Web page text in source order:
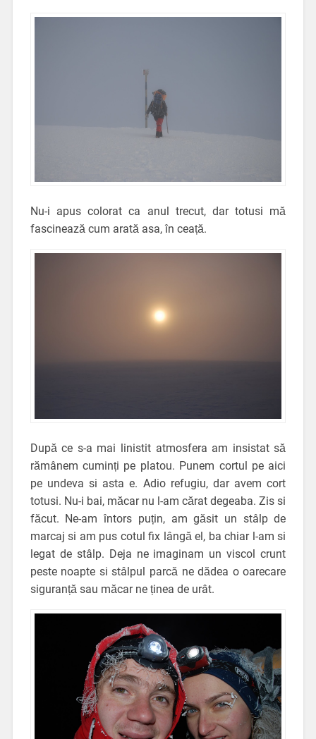
Nu-i apus colorat ca anul trecut, dar totusi mă
fascinează cum arată asa, în ceață.
După ce s-a mai linistit atmosfera am insistat să
rămânem cuminți pe platou. Punem cortul pe aici
pe undeva si asta e. Adio refugiu, dar avem cort
totusi. Nu-i bai, măcar nu l-am cărat degeaba. Zis si
făcut. Ne-am întors puțin, am găsit un stâlp de
marcaj si am pus cotul fix lângă el, ba chiar l-am si
legat de stâlp. Deja ne imaginam un viscol crunt
peste noapte si stâlpul parcă ne dădea o oarecare
siguranță sau măcar ne ținea de urât.